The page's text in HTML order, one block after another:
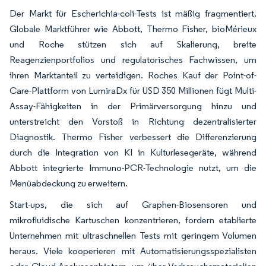
Der Markt für Escherichia-coli-Tests ist mäßig fragmentiert.
Globale Marktführer wie Abbott, Thermo Fisher, bioMérieux
und Roche stützen sich auf Skalierung, breite
Reagenzienportfolios und regulatorisches Fachwissen, um
ihren Marktanteil zu verteidigen. Roches Kauf der Point-of-
Care-Plattform von LumiraDx für USD 350 Millionen fügt Multi-
Assay-Fähigkeiten in der Primärversorgung hinzu und
unterstreicht den Vorstoß in Richtung dezentralisierter
Diagnostik. Thermo Fisher verbessert die Differenzierung
durch die Integration von KI in Kulturlesegeräte, während
Abbott integrierte Immuno-PCR-Technologie nutzt, um die
Menüabdeckung zu erweitern.
Start-ups, die sich auf Graphen-Biosensoren und
mikrofluidische Kartuschen konzentrieren, fordern etablierte
Unternehmen mit ultraschnellen Tests mit geringem Volumen
heraus. Viele kooperieren mit Automatisierungsspezialisten